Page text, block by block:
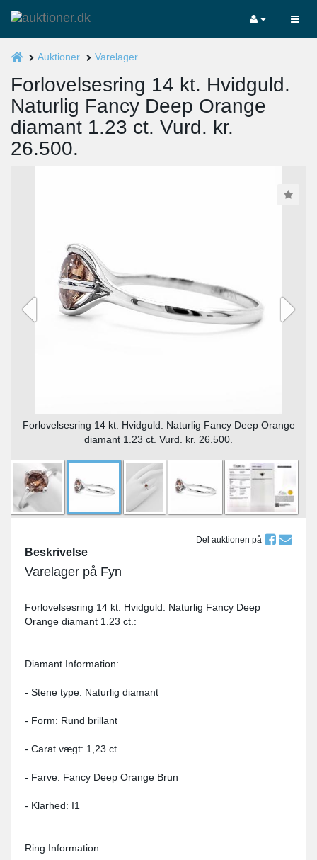
Auktioner Varelager
Forlovelsesring 14 kt. Hvidguld.
Naturlig Fancy Deep Orange
diamant 1.23 ct. Vurd. kr.
26.500.
Forlovelsesring 14 kt. Hvidguld. Naturlig Fancy Deep Orange
diamant 1.23 ct. Vurd. kr. 26.500.
Del auktionen på
Beskrivelse
Varelager på Fyn
Forlovelsesring 14 kt. Hvidguld. Naturlig Fancy Deep
Orange diamant 1.23 ct.:
Diamant Information:
- Stene type: Naturlig diamant
- Form: Rund brillant
- Carat vægt: 1,23 ct.
- Farve: Fancy Deep Orange Brun
- Klarhed: I1
Ring Information: